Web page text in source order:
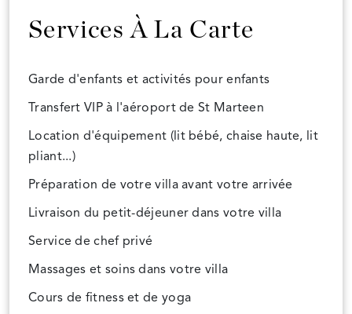
Services À La Carte
Garde d'enfants et activités pour enfants
Transfert VIP à l'aéroport de St Marteen
Location d'équipement (lit bébé, chaise haute, lit
pliant...)
Préparation de votre villa avant votre arrivée
Livraison du petit-déjeuner dans votre villa
Service de chef privé
Massages et soins dans votre villa
Cours de fitness et de yoga